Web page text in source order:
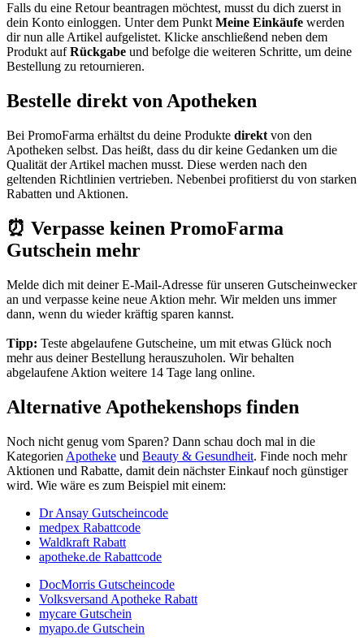
Falls du eine Retour beantragen möchtest, musst du dich zuerst in
dein Konto einloggen. Unter dem PunktMeine Einkäufe werden
dir nun alle Artikel aufgelistet. Klicke anschließend neben dem
Produkt aufRückgabe und befolge die weiteren Schritte, um deine
Bestellung zu retournieren.
Bestelle direkt von Apotheken
Bei PromoFarma erhältst du deine Produkte direkt von den
Apotheken selbst. Das heißt, dass du dir keine Gedanken um die
Qualität der Artikel machen musst. Diese werden nach den
geltenden Richtlinien vertrieben. Nebenbei profitierst du von starken
Rabatten und Aktionen.
⏰ Verpasse keinen PromoFarma
Gutschein mehr
Melde dich mit deiner E-Mail-Adresse für unseren Gutscheinwecker
an und verpasse keine neue Aktion mehr. Wir melden uns immer
dann, wenn du wieder kräftig sparen kannst.
Tipp: Teste abgelaufene Gutscheine, um mit etwas Glück noch
mehr aus deiner Bestellung herauszuholen. Wir behalten
abgelaufene Aktion weitere 14 Tage lang online.
Alternative Apothekenshops finden
Noch nicht genug vom Sparen? Dann schau doch mal in die
Kategorien Apotheke und Beauty & Gesundheit. Finde noch mehr
Aktionen und Rabatte, damit dein nächster Einkauf noch günstiger
wird. Wie wäre es zum Beispiel mit einem:
Dr Ansay Gutscheincode
medpex Rabattcode
Waldkraft Rabatt
apotheke.de Rabattcode
DocMorris Gutscheincode
Volksversand Apotheke Rabatt
mycare Gutschein
myapo.de Gutschein